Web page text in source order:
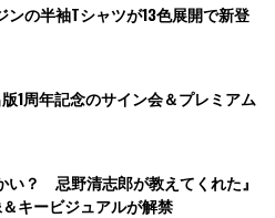
ンの半袖Tシャツが13色展開で新登
版1周年記念のサイン会＆プレミアム
い？ 忌野清志郎が教えてくれた』
キービジュアルが解禁